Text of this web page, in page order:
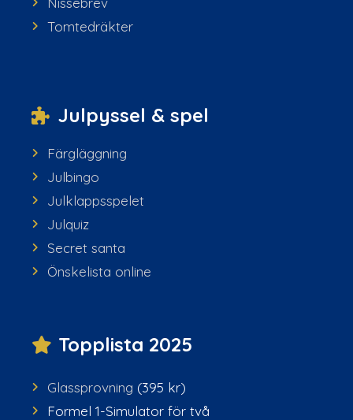
Tomtedräkter
Julpyssel & spel
Färgläggning
Julbingo
Julklappsspelet
Julquiz
Secret santa
Önskelista online
Topplista 2025
Glassprovning (395 kr)
Formel 1-Simulator för två